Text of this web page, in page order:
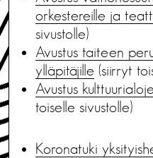
orkestereille ja
sivustolle)
Avustus taiteen
ylläpitäjille (siirryt
Avustus
toiselle sivustolle)
Koronatuki